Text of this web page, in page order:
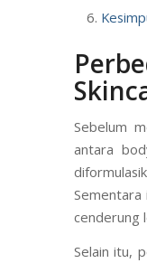
Sebelum
antara
Sementara
cenderung
Selain itu,